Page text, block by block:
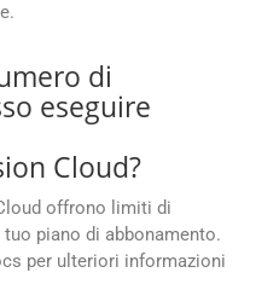
di
eseguire
Cloud?
offrono limiti di
piano di abbonamento.
per ulteriori informazioni